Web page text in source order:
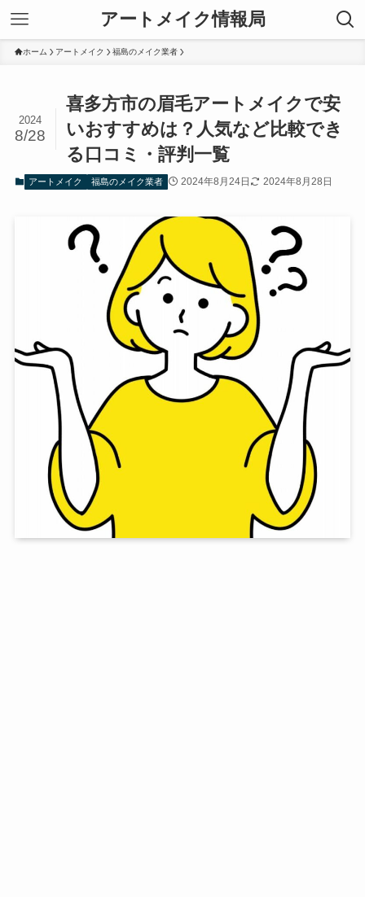
アートメイク情報局
ホーム アートメイク 福島のメイク業者
喜多方市の眉毛アートメイクで安
いおすすめは？人気など比較でき
る口コミ・評判一覧
2024
8/28
アートメイク 福島のメイク業者 2024年8月24日 2024年8月28日